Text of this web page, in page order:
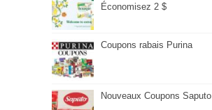
Économisez 2 $
Coupons rabais Purina
Nouveaux Coupons Saputo